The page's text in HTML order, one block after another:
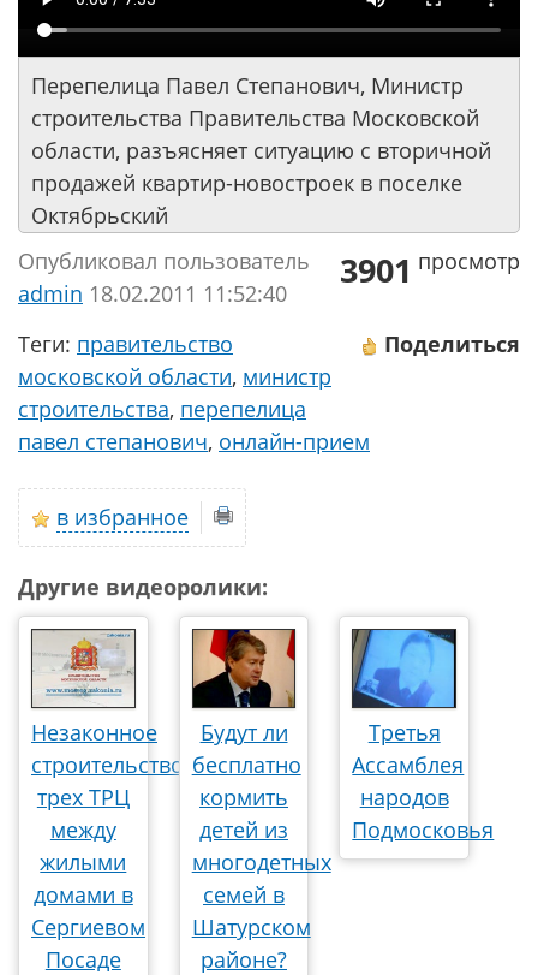
Перепелица Павел Степанович, Министр
строительства Правительства Московской
области, разъясняет ситуацию с вторичной
продажей квартир-новостроек в поселке
Октябрьский
3901 просмотр
Опубликовал пользователь
аdmin 18.02.2011 11:52:40
Поделиться
Теги: правительство
московской области, министр
строительства, перепелица
павел степанович, онлайн-прием
в избранное
Другие видеоролики:
Незаконное
строительство
трех ТРЦ
между
жилыми
домами в
Сергиевом
Посаде
Будут ли
бесплатно
кормить
детей из
многодетных
семей в
Шатурском
районе?
Третья
Ассамблея
народов
Подмосковья